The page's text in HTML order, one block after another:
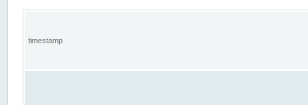
timestamp